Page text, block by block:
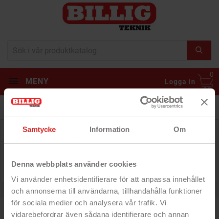
Samtycke Information Om
Denna webbplats använder cookies
Vi använder enhetsidentifierare för att anpassa innehållet
och annonserna till användarna, tillhandahålla funktioner
för sociala medier och analysera vår trafik. Vi
vidarebefordrar även sådana identifierare och annan
MENY Logga in
0
Kategorin är just nu tom
...och vi ska försöka fylla på den så fort som möjligt.
andra fynd!